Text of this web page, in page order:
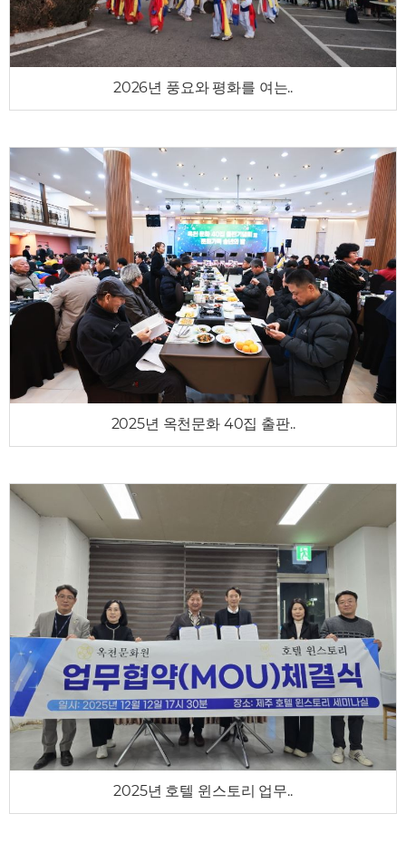
2026년 풍요와 평화를 여는..
2025년 옥천문화 40집 출판..
2025년 호텔 윈스토리 업무..